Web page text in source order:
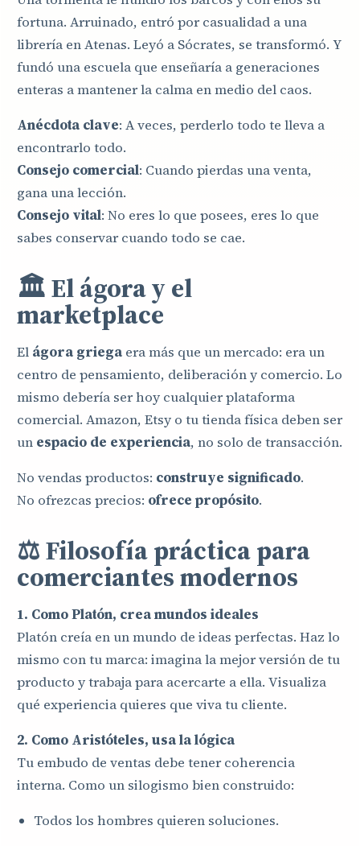
fortuna. Arruinado, entró por casualidad a una
librería en Atenas. Leyó a Sócrates, se transformó. Y
fundó una escuela que enseñaría a generaciones
enteras a mantener la calma en medio del caos.
Anécdota clave: A veces, perderlo todo te lleva a
encontrarlo todo.
Consejo comercial: Cuando pierdas una venta,
gana una lección.
Consejo vital: No eres lo que posees, eres lo que
sabes conservar cuando todo se cae.
🏛️ El ágora y el
marketplace
El ágora griega era más que un mercado: era un
centro de pensamiento, deliberación y comercio. Lo
mismo debería ser hoy cualquier plataforma
comercial. Amazon, Etsy o tu tienda física deben ser
un espacio de experiencia, no solo de transacción.
No vendas productos: construye significado.
No ofrezcas precios: ofrece propósito.
⚖️ Filosofía práctica para
comerciantes modernos
1. Como Platón, crea mundos ideales
Platón creía en un mundo de ideas perfectas. Haz lo
mismo con tu marca: imagina la mejor versión de tu
producto y trabaja para acercarte a ella. Visualiza
qué experiencia quieres que viva tu cliente.
2. Como Aristóteles, usa la lógica
Tu embudo de ventas debe tener coherencia
interna. Como un silogismo bien construido:
Todos los hombres quieren soluciones.